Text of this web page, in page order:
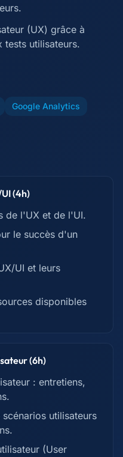
(UX) grâce à
tests utilisateurs.
Google Analytics
(4h)
de l'UX et de l'UI.
le succès d'un
UI et leurs
disponibles
(6h)
: entretiens,
utilisateurs
(User